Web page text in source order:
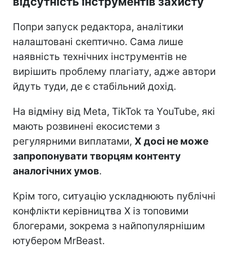
Попри запуск редактора, аналітики
налаштовані скептично. Сама лише
наявність технічних інструментів не
вирішить проблему плагіату, адже автори
йдуть туди, де є стабільний дохід.
На відміну від Meta, TikTok та YouTube, які
мають розвинені екосистеми з
регулярними виплатами, X досі не може
запропонувати творцям контенту
аналогічних умов.
Крім того, ситуацію ускладнюють публічні
конфлікти керівництва X із топовими
блогерами, зокрема з найпопулярнішим
ютубером MrBeast.